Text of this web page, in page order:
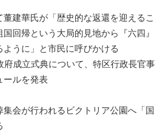
建華氏が「歴史的な返還を迎えるこ
回帰という大局的見地から『六四』
うに」と市民に呼びかける
成立式典について、特区行政長官事
ールを発表
会が行われるビクトリア公園へ「国